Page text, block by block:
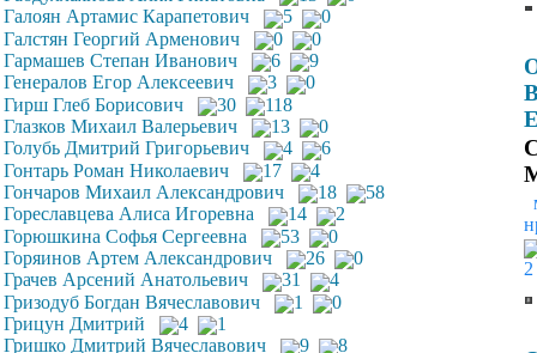
Галоян Артамис Карапетович
5
0
Галстян Георгий Арменович
0
0
Гармашев Степан Иванович
6
9
Генералов Егор Алексеевич
3
0
Гирш Глеб Борисович
30
118
Глазков Михаил Валерьевич
13
0
Голубь Дмитрий Григорьевич
4
6
Гонтарь Роман Николаевич
17
4
Гончаров Михаил Александрович
18
58
Гореславцева Алиса Игоревна
14
2
Горюшкина Софья Сергеевна
53
0
Горяинов Артем Александрович
26
0
Грачев Арсений Анатольевич
31
4
Гризодуб Богдан Вячеславович
1
0
Грицун Дмитрий
4
1
Гришко Дмитрий Вячеславович
9 8
2